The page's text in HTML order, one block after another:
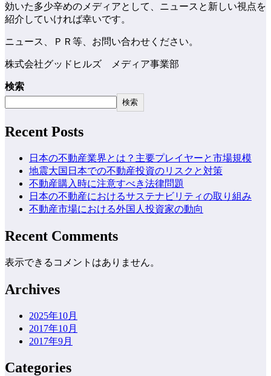
効いた多少辛めのメディアとして、ニュースと新しい視点を
紹介していければ幸いです。
ニュース、ＰＲ等、お問い合わせください。
株式会社グッドヒルズ メディア事業部
検索
検索
Recent Posts
日本の不動産業界とは？主要プレイヤーと市場規模
地震大国日本での不動産投資のリスクと対策
不動産購入時に注意すべき法律問題
日本の不動産におけるサステナビリティの取り組み
不動産市場における外国人投資家の動向
Recent Comments
表示できるコメントはありません。
Archives
2025年10月
2017年10月
2017年9月
Categories